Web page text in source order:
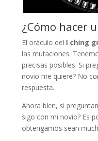
¿Cómo hacer
El oráculo del I ching
las mutaciones.
precisas posibles. Si
novio me quiere? No
respuesta.
Ahora bien, si
sigo con mi novio? Es
obtengamos sean